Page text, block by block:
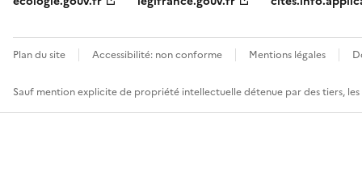
Plan du site Accessibilité: non conforme Mentions légales
Sauf mention explicite de propriété intellectuelle détenue par des tiers,